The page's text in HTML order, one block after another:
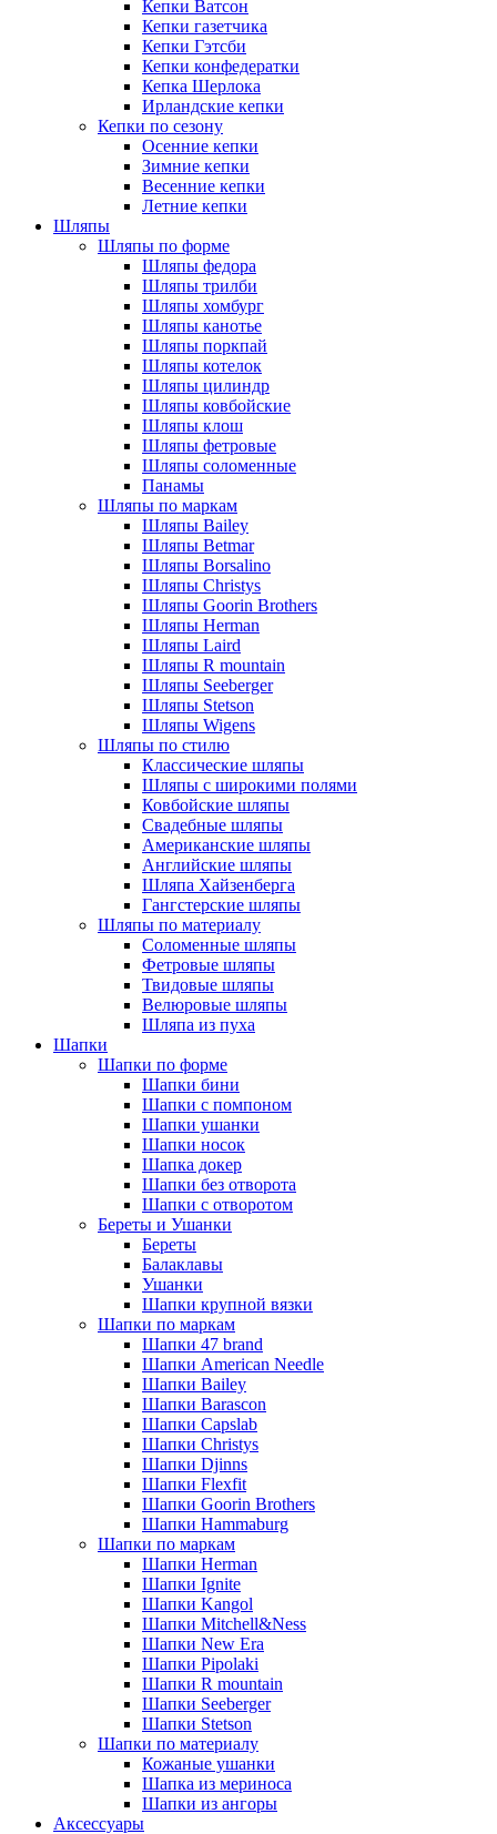
Кепки Ватсон
Кепки газетчика
Кепки Гэтсби
Кепки конфедератки
Кепка Шерлока
Ирландские кепки
Кепки по сезону
Осенние кепки
Зимние кепки
Весенние кепки
Летние кепки
Шляпы
Шляпы по форме
Шляпы федора
Шляпы трилби
Шляпы хомбург
Шляпы канотье
Шляпы поркпай
Шляпы котелок
Шляпы цилиндр
Шляпы ковбойские
Шляпы клош
Шляпы фетровые
Шляпы соломенные
Панамы
Шляпы по маркам
Шляпы Bailey
Шляпы Betmar
Шляпы Borsalino
Шляпы Christys
Шляпы Goorin Brothers
Шляпы Herman
Шляпы Laird
Шляпы R mountain
Шляпы Seeberger
Шляпы Stetson
Шляпы Wigens
Шляпы по стилю
Классические шляпы
Шляпы с широкими полями
Ковбойские шляпы
Свадебные шляпы
Американские шляпы
Английские шляпы
Шляпа Хайзенберга
Гангстерские шляпы
Шляпы по материалу
Соломенные шляпы
Фетровые шляпы
Твидовые шляпы
Велюровые шляпы
Шляпа из пуха
Шапки
Шапки по форме
Шапки бини
Шапки с помпоном
Шапки ушанки
Шапки носок
Шапка докер
Шапки без отворота
Шапки с отворотом
Береты и Ушанки
Береты
Балаклавы
Ушанки
Шапки крупной вязки
Шапки по маркам
Шапки 47 brand
Шапки American Needle
Шапки Bailey
Шапки Barascon
Шапки Capslab
Шапки Christys
Шапки Djinns
Шапки Flexfit
Шапки Goorin Brothers
Шапки Hammaburg
Шапки по маркам
Шапки Herman
Шапки Ignite
Шапки Kangol
Шапки Mitchell&Ness
Шапки New Era
Шапки Pipolaki
Шапки R mountain
Шапки Seeberger
Шапки Stetson
Шапки по материалу
Кожаные ушанки
Шапка из мериноса
Шапки из ангоры
Аксессуары